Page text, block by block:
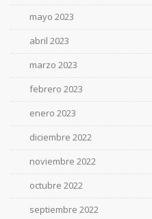
mayo 2023
abril 2023
marzo 2023
febrero 2023
enero 2023
diciembre 2022
noviembre 2022
octubre 2022
septiembre 2022